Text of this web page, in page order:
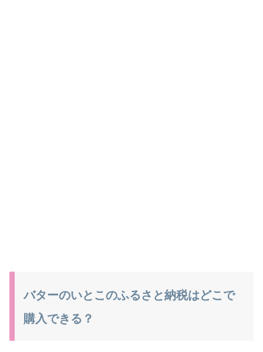
バターのいとこのふるさと納税はどこで
購入できる？